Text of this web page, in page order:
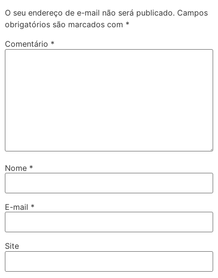
O seu endereço de e-mail não será publicado. Campos
obrigatórios são marcados com *
Comentário *
Nome *
E-mail *
Site